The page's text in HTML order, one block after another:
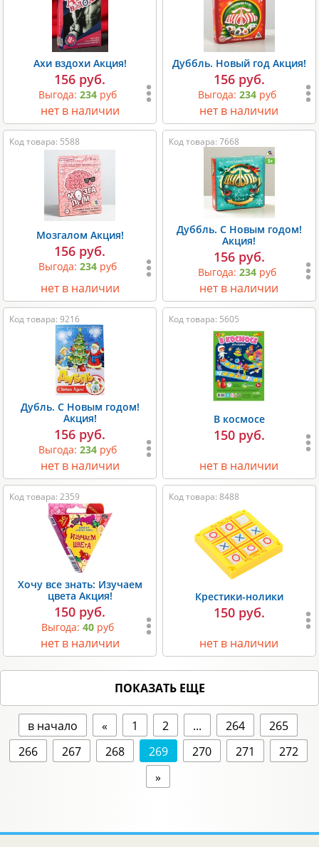
Ахи вздохи Акция!
156 руб.
Выгода:234 руб
нет в наличии
Дуббль. Новый год Акция!
156 руб.
Выгода: 234руб
нет в наличии
Код товара: 5588
Мозгалом Акция!
156 руб.
Выгода:234 руб
нет в наличии
Код товара: 7668
Дуббль. С Новым годом!
Акция!
156 руб.
Выгода: 234руб
нет в наличии
Код товара: 9216
Дубль. С Новым годом!
Акция!
156 руб.
Выгода:234 руб
нет в наличии
Код товара: 5605
В космосе
150 руб.
нет в наличии
Код товара: 2359
Хочу все знать: Изучаем
цвета Акция!
150 руб.
Выгода:40 руб
нет в наличии
Код товара: 8488
Крестики-нолики
150 руб.
нет в наличии
ПОКАЗАТЬ ЕЩЕ
в начало « 1 2 ... 264
265
266
267 268 269 270 271
272
»